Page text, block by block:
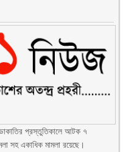
ডাকাতির প্রস্তুতিকালে আটক ৭
সহ একাধিক মামলা রয়েছে।